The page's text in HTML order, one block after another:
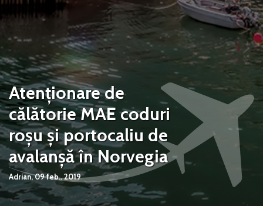
Atenționare de
călătorie MAE coduri
roşu şi portocaliu de
avalanşă în Norvegia
Adrian,09 feb.. 2019